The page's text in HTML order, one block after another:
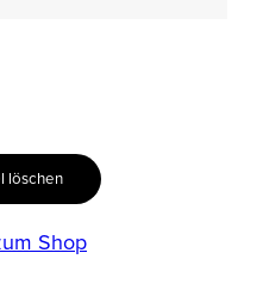
löschen
Shop